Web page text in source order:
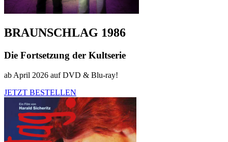
BRAUNSCHLAG 1986
Die Fortsetzung der Kultserie
ab April 2026 auf DVD & Blu-ray!
JETZT BESTELLEN